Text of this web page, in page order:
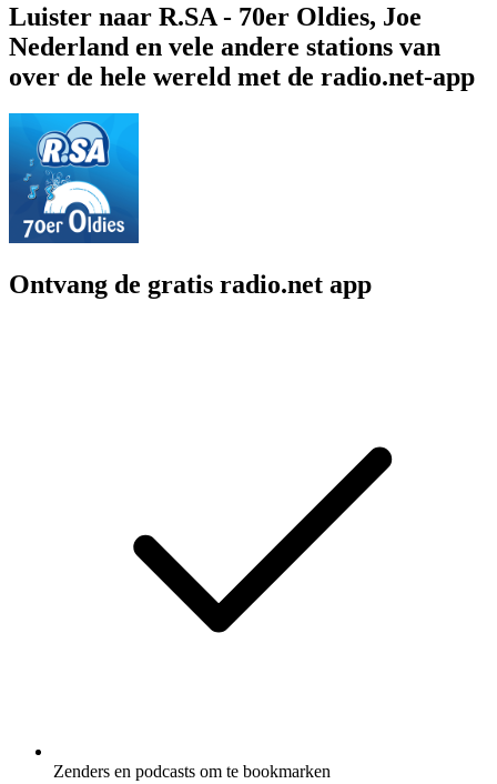
Luister naar R.SA - 70er Oldies, Joe
Nederland en vele andere stations van
over de hele wereld met de radio.net-app
Ontvang de gratis radio.net app
Zenders en podcasts om te bookmarken